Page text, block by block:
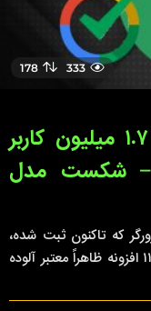
333
178
آلودگی مرورگر کروم بیش از ۱.۷ میلیون کاربر
– شکست مدل
که تاکنون ثبت شده،
بیش از ۱.۷ میلیون کاربر مرورگر Chrome با ۱۱ افزونه ظاهراً معتبر آلوده